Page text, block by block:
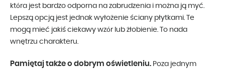
która jest bardzo odporna na zabrudzenia i można ją myć.
Lepszą opcją jest jednak wyłożenie ściany płytkami. Te
mogą mieć jakiś ciekawy wzór lub żłobienie. To nada
wnętrzu charakteru.
Pamiętaj także o dobrym oświetleniu. Poza jednym